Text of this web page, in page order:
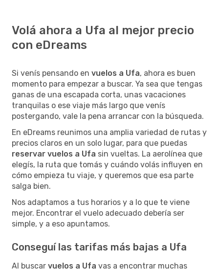
Volá ahora a Ufa al mejor precio
con eDreams
Si venís pensando en vuelos a Ufa, ahora es buen
momento para empezar a buscar. Ya sea que tengas
ganas de una escapada corta, unas vacaciones
tranquilas o ese viaje más largo que venís
postergando, vale la pena arrancar con la búsqueda.
En eDreams reunimos una amplia variedad de rutas y
precios claros en un solo lugar, para que puedas
reservar vuelos a Ufa sin vueltas. La aerolínea que
elegís, la ruta que tomás y cuándo volás influyen en
cómo empieza tu viaje, y queremos que esa parte
salga bien.
Nos adaptamos a tus horarios y a lo que te viene
mejor. Encontrar el vuelo adecuado debería ser
simple, y a eso apuntamos.
Conseguí las tarifas más bajas a Ufa
Al buscar vuelos a Ufa vas a encontrar muchas